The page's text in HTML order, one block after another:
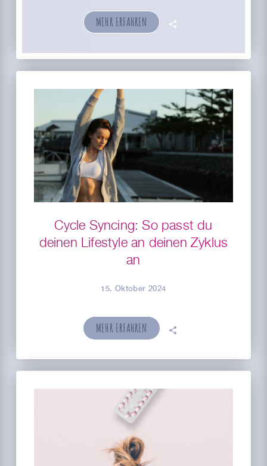
MEHR ERFAHREN 🗣
Cycle Syncing: So passt du
deinen Lifestyle an deinen Zyklus
an
15. Oktober 2024
MEHR ERFAHREN 🗣